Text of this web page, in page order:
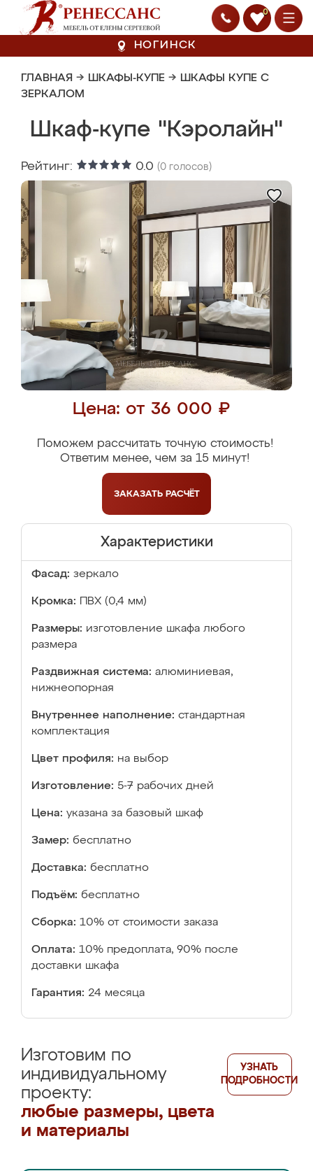
0
НОГИНСК
ГЛАВНАЯ → ШКАФЫ-КУПЕ → ШКАФЫ КУПЕ С
ЗЕРКАЛОМ
Шкаф-купе "Кэролайн"
Рейтинг: 0.0 (0 голосов)
Цена: от 36 000 ₽
Поможем рассчитать точную стоимость!
Ответим менее, чем за 15 минут!
ЗАКАЗАТЬ РАСЧЁТ
Характеристики
Фасад: зеркало
Кромка: ПВХ (0,4 мм)
Размеры: изготовление шкафа любого
размера
Раздвижная система: алюминиевая,
нижнеопорная
Внутреннее наполнение: стандартная
комплектация
Цвет профиля: на выбор
Изготовление: 5-7 рабочих дней
Цена: указана за базовый шкаф
Замер: бесплатно
Доставка: бесплатно
Подъём: бесплатно
Сборка: 10% от стоимости заказа
Оплата: 10% предоплата, 90% после
доставки шкафа
Гарантия: 24 месяца
Изготовим по
индивидуальному
проекту:
любые размеры, цвета
и материалы
УЗНАТЬ
ПОДРОБНОСТИ